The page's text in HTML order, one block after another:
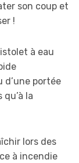
son coup et
!
à eau
portée
la
lors des
à incendie